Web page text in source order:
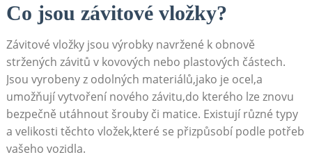
Co jsou závitové vložky?
Závitové vložky jsou výrobky navržené k obnově
stržených závitů v kovových nebo plastových částech.
Jsou vyrobeny z odolných materiálů,jako je ocel,a
umožňují vytvoření nového závitu,do kterého lze znovu
bezpečně utáhnout šrouby či matice. Existují různé typy
a velikosti těchto vložek,které se přizpůsobí podle potřeb
vašeho vozidla.